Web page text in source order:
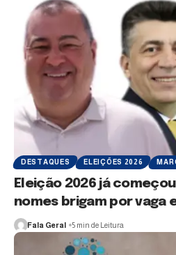
DESTAQUES ELEIÇÕES 2026
Eleição 2026 já
nomes brigam por vaga
Fala Geral 5 min de Leitura